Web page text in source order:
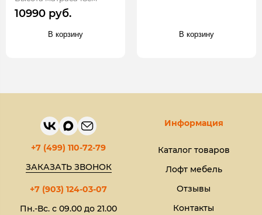
10990 руб.
В корзину В корзину
+7 (499) 110-72-79
ЗАКАЗАТЬ ЗВОНОК
+7 (903) 124-03-07
Пн.-Вс. с 09.00 до 21.00
Информация
Каталог товаров
Лофт мебель
Отзывы
Контакты